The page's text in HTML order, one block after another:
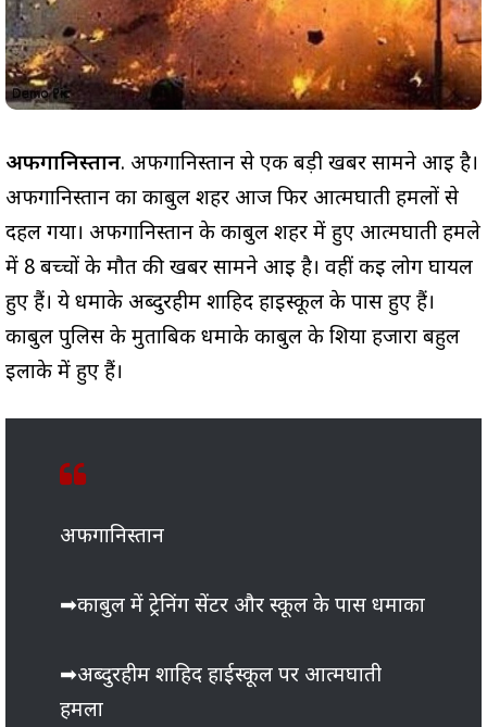
अफगानिस्तान. अफगानिस्तान से एक बड़ी खबर सामने आई है।
अफगानिस्तान का काबुल शहर आज फिर आत्मघाती हमलों से
दहल गया। अफगानिस्तान के काबुल शहर में हुए आत्मघाती हमले
में 8 बच्चों के मौत की खबर सामने आई है। वहीं कई लोग घायल
हुए हैं। ये धमाके अब्दुरहीम शाहिद हाईस्कूल के पास हुए हैं।
काबुल पुलिस के मुताबिक धमाके काबुल के शिया हजारा बहुल
इलाके में हुए हैं।
अफगानिस्तान
➡काबुल में ट्रेनिंग सेंटर और स्कूल के पास धमाका
➡अब्दुरहीम शाहिद हाईस्कूल पर आत्मघाती
हमला